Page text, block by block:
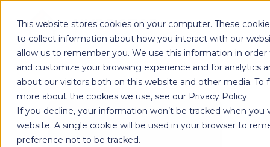
This website stores cookies on your computer. These
to collect information about how you interact with our
allow us to remember you. We use this information in
and customize your browsing experience and for analytics
about our visitors both on this website and other media. To
more about the cookies we use, see our Privacy Policy.
If you decline, your information won’t be tracked when you
website. A single cookie will be used in your browser to
preference not to be tracked.